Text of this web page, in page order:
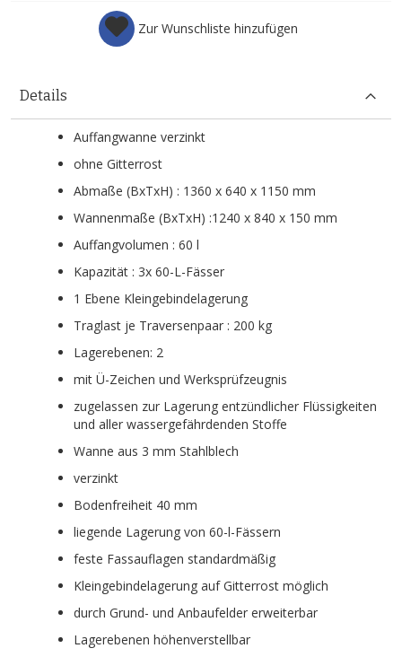
Zur Wunschliste hinzufügen
Details
Auffangwanne verzinkt
ohne Gitterrost
Abmaße (BxTxH) : 1360 x 640 x 1150 mm
Wannenmaße (BxTxH) :1240 x 840 x 150 mm
Auffangvolumen : 60 l
Kapazität : 3x 60-L-Fässer
1 Ebene Kleingebindelagerung
Traglast je Traversenpaar : 200 kg
Lagerebenen: 2
mit Ü-Zeichen und Werksprüfzeugnis
zugelassen zur Lagerung entzündlicher Flüssigkeiten
und aller wassergefährdenden Stoffe
Wanne aus 3 mm Stahlblech
verzinkt
Bodenfreiheit 40 mm
liegende Lagerung von 60-l-Fässern
feste Fassauflagen standardmäßig
Kleingebindelagerung auf Gitterrost möglich
durch Grund- und Anbaufelder erweiterbar
Lagerebenen höhenverstellbar